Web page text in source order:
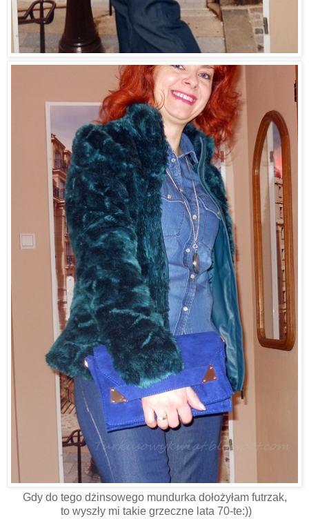
Gdy do tego dżinsowego mundurka dołożyłam futrzak,
to wyszły mi takie grzeczne lata 70-te:))